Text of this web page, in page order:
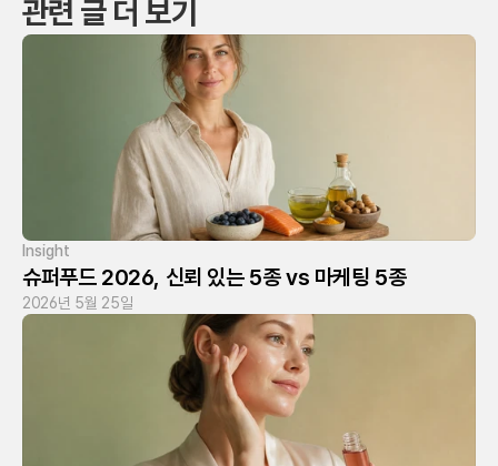
관련 글 더 보기
Insight
슈퍼푸드 2026, 신뢰 있는 5종 vs 마케팅 5종
2026년 5월 25일